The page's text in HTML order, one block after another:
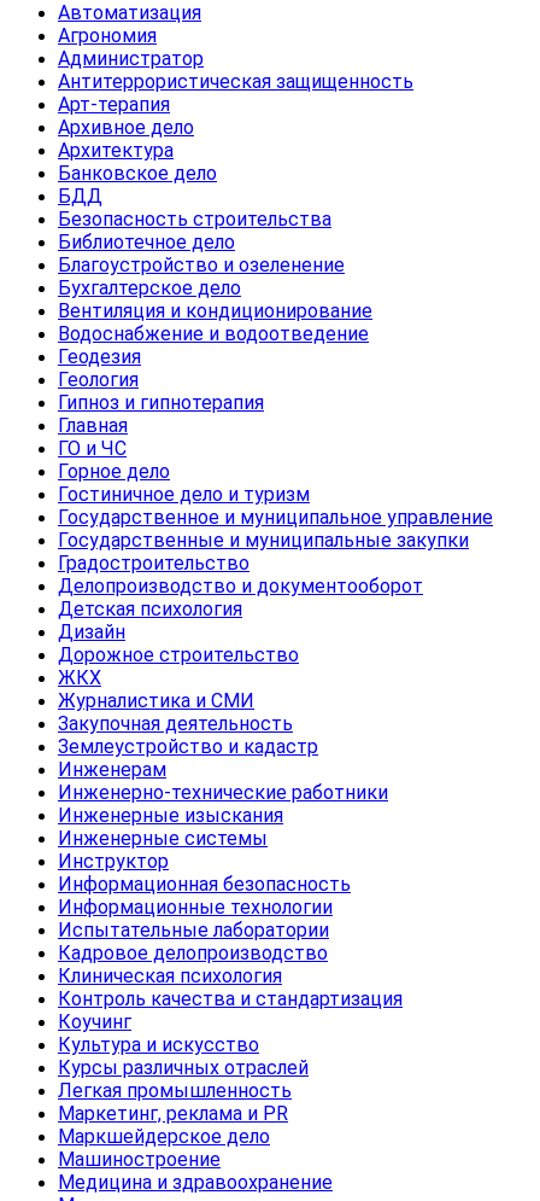
Автоматизация
Агрономия
Администратор
Антитеррористическая защищенность
Арт-терапия
Архивное дело
Архитектура
Банковское дело
БДД
Безопасность строительства
Библиотечное дело
Благоустройство и озеленение
Бухгалтерское дело
Вентиляция и кондиционирование
Водоснабжение и водоотведение
Геодезия
Геология
Гипноз и гипнотерапия
Главная
ГО и ЧС
Горное дело
Гостиничное дело и туризм
Государственное и муниципальное управление
Государственные и муниципальные закупки
Градостроительство
Делопроизводство и документооборот
Детская психология
Дизайн
Дорожное строительство
ЖКХ
Журналистика и СМИ
Закупочная деятельность
Землеустройство и кадастр
Инженерам
Инженерно-технические работники
Инженерные изыскания
Инженерные системы
Инструктор
Информационная безопасность
Информационные технологии
Испытательные лаборатории
Кадровое делопроизводство
Клиническая психология
Контроль качества и стандартизация
Коучинг
Культура и искусство
Курсы различных отраслей
Легкая промышленность
Маркетинг, реклама и PR
Маркшейдерское дело
Машиностроение
Медицина и здравоохранение